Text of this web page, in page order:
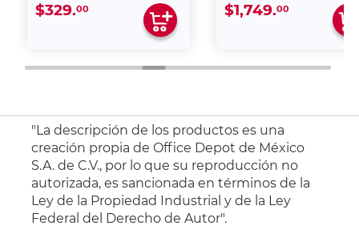
$329.00 $1,749.00
"La descripción de los productos es una
creación propia de Office Depot de México
S.A. de C.V., por lo que su reproducción no
autorizada, es sancionada en términos de la
Ley de la Propiedad Industrial y de la Ley
Federal del Derecho de Autor".